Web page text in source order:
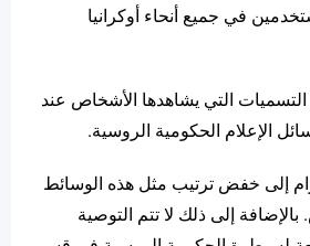
في جميع أنحاء أوكرانيا
التي يشاهدها الأشخاص عند
الإعلام الحكومية الروسية.
إلى خفض ترتيب مثل هذه الوسائط
إلى ذلك لا تتم التوصية